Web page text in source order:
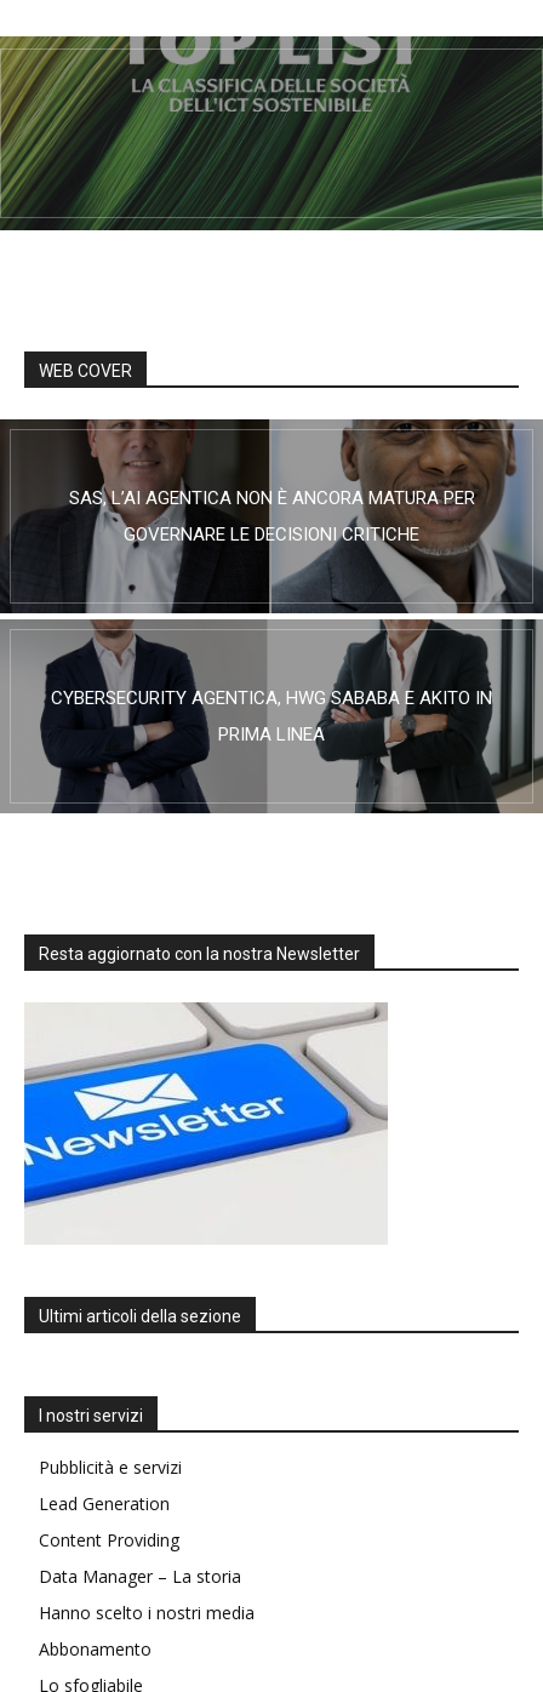
WEB COVER
SAS, L’AI AGENTICA NON È ANCORA MATURA PER
GOVERNARE LE DECISIONI CRITICHE
CYBERSECURITY AGENTICA, HWG SABABA E AKITO IN
PRIMA LINEA
Resta aggiornato con la nostra Newsletter
Ultimi articoli della sezione
I nostri servizi
Pubblicità e servizi
Lead Generation
Content Providing
Data Manager – La storia
Hanno scelto i nostri media
Abbonamento
Lo sfogliabile